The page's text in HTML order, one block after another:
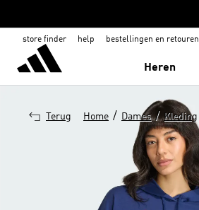
store finder help bestellingen en retouren
Heren
Terug Home / Dames / Kleding